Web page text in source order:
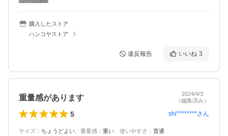
購入したストア
ハンコヤストア
違反報告 いいね 3
重量感があります
2024/4/3
（編集済み）
5 shi********さん
サイズ ： ちょうどよい 重量感 ： 重い 使いやすさ ： 普通